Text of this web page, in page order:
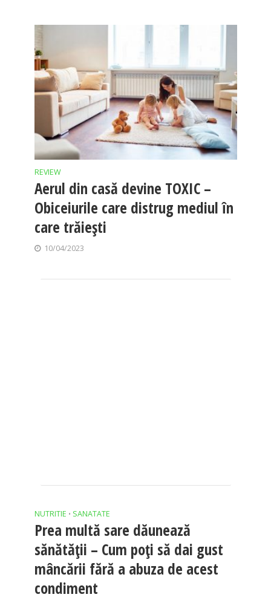
REVIEW
Aerul din casă devine TOXIC –
Obiceiurile care distrug mediul în
care trăiești
10/04/2023
NUTRITIE • SANATATE
Prea multă sare dăunează
sănătății – Cum poți să dai gust
mâncării fără a abuza de acest
condiment